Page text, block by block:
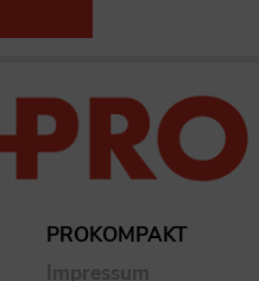
PROKOMPAKT
Impressum